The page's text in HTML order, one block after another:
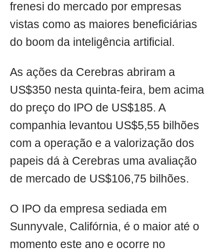
frenesi do mercado por empresas
vistas como as maiores beneficiárias
do boom da inteligência artificial.
As ações da Cerebras abriram a
US$350 nesta quinta-feira, bem acima
do preço do IPO de US$185. A
companhia levantou US$5,55 bilhões
com a operação e a valorização dos
papeis dá à Cerebras uma avaliação
de mercado de US$106,75 bilhões.
O IPO da empresa sediada em
Sunnyvale, Califórnia, é o maior até o
momento este ano e ocorre no